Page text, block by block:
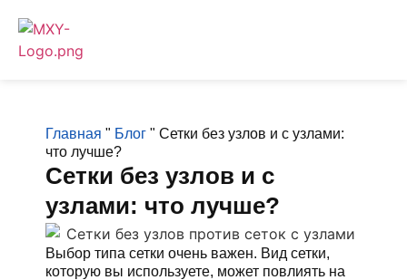
Главная " Блог " Сетки без узлов и с узлами:
что лучше?
Сетки без узлов и с
узлами: что лучше?
Выбор типа сетки очень важен. Вид сетки,
которую вы используете, может повлиять на